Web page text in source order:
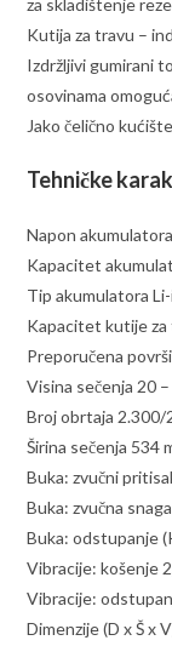
Kutija za travu –
Izdržljivi gumirani
osovinama
Jako čelično kućište
Tehničke
Napon
Kapacitet
Tip akumulatora
Kapacitet kutije za
Preporučena
Visina sečenja 20
Broj obrtaja 2.300/
Širina sečenja 534
Buka: zvučni
Buka: zvučna
Buka: odstupanje
Vibracije: košenje
Vibracije:
Dimenzije (D x Š x